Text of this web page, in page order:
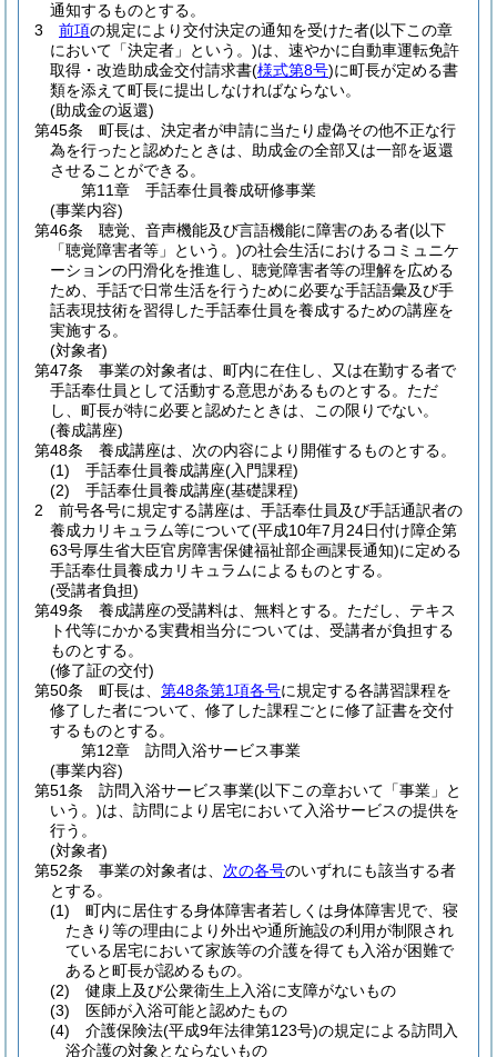
通知するものとする。
3
前項の規定により交付決定の通知を受けた者(以下この章
において「決定者」という。)は、速やかに自動車運転免許
取得・改造助成金交付請求書(様式第8号)に町長が定める書
類を添えて町長に提出しなければならない。
(助成金の返還)
第45条
町長は、決定者が申請に当たり虚偽その他不正な行
為を行ったと認めたときは、助成金の全部又は一部を返還
させることができる。
第11章
手話奉仕員養成研修事業
(事業内容)
第46条
聴覚、音声機能及び言語機能に障害のある者(以下
「聴覚障害者等」という。)の社会生活におけるコミュニケ
ーションの円滑化を推進し、聴覚障害者等の理解を広める
ため、手話で日常生活を行うために必要な手話語彙及び手
話表現技術を習得した手話奉仕員を養成するための講座を
実施する。
(対象者)
第47条
事業の対象者は、町内に在住し、又は在勤する者で
手話奉仕員として活動する意思があるものとする。 ただ
し、町長が特に必要と認めたときは、この限りでない。
(養成講座)
第48条
養成講座は、次の内容により開催するものとする。
(1)
手話奉仕員養成講座(入門課程)
(2)
手話奉仕員養成講座(基礎課程)
2
前号各号に規定する講座は、手話奉仕員及び手話通訳者の
養成カリキュラム等について(平成10年7月24日付け障企第
63号厚生省大臣官房障害保健福祉部企画課長通知)に定める
手話奉仕員養成カリキュラムによるものとする。
(受講者負担)
第49条
養成講座の受講料は、無料とする。 ただし、テキス
ト代等にかかる実費相当分については、受講者が負担する
ものとする。
(修了証の交付)
第50条
町長は、 第48条第1項各号に規定する各講習課程を
修了した者について、修了した課程ごとに修了証書を交付
するものとする。
第12章
訪問入浴サービス事業
(事業内容)
第51条
訪問入浴サービス事業(以下この章おいて「事業」と
いう。)は、訪問により居宅において入浴サービスの提供を
行う。
(対象者)
第52条
事業の対象者は、 次の各号のいずれにも該当する者
とする。
(1)
町内に居住する身体障害者若しくは身体障害児で、寝
たきり等の理由により外出や通所施設の利用が制限され
ている居宅において家族等の介護を得ても入浴が困難で
あると町長が認めるもの。
(2)
健康上及び公衆衛生上入浴に支障がないもの
(3)
医師が入浴可能と認めたもの
(4)
介護保険法(平成9年法律第123号)の規定による訪問入
浴介護の対象とならないもの